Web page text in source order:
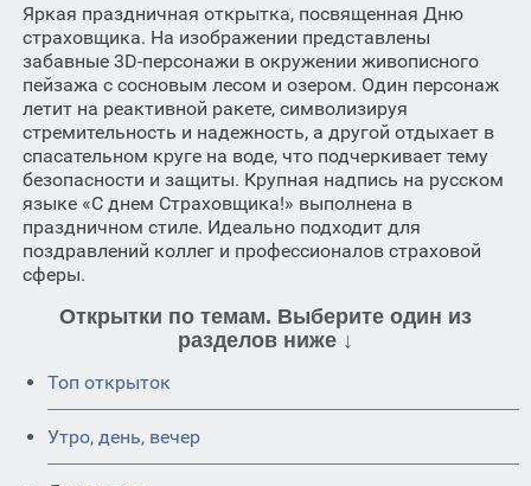
Яркая праздничная открытка, посвященная Дню
страховщика. На изображении представлены
забавные 3D-персонажи в окружении живописного
пейзажа с сосновым лесом и озером. Один персонаж
летит на реактивной ракете, символизируя
стремительность и надежность, а другой отдыхает в
спасательном круге на воде, что подчеркивает тему
безопасности и защиты. Крупная надпись на русском
языке «С днем Страховщика!» выполнена в
праздничном стиле. Идеально подходит для
поздравлений коллег и профессионалов страховой
сферы.
Открытки по темам. Выберите один из
разделов ниже ↓
Топ открыток
Утро, день, вечер